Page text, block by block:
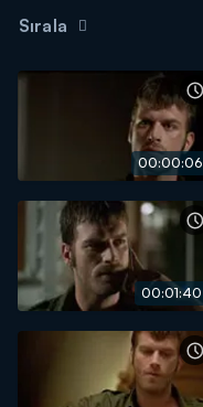
Sırala
00:00:06
00:01:40